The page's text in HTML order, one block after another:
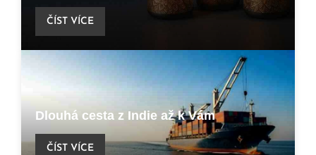
ČÍST VÍCE
Dlouhá cesta z Indie až k Vám
ČÍST VÍCE